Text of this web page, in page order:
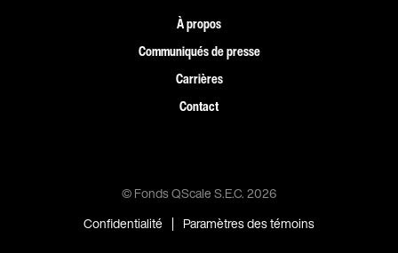
À propos
Communiqués de presse
Carrières
Contact
© Fonds QScale S.E.C.2026
Confidentialité | Paramètres des témoins